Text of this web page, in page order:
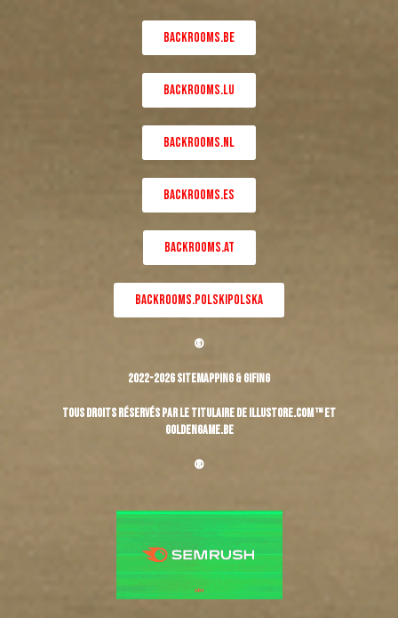
BACKROOMS.BE
BACKROOMS.LU
BACKROOMS.NL
BACKROOMS.ES
BACKROOMS.AT
BACKROOMS.POLSKIPOLSKA
©
2022-2026 Sitemapping & Gifing
Tous droits réservés par le titulaire de Illustore.com ™ et
Goldengame.be
®